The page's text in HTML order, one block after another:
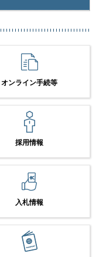
オンライン手続等
採用情報
入札情報